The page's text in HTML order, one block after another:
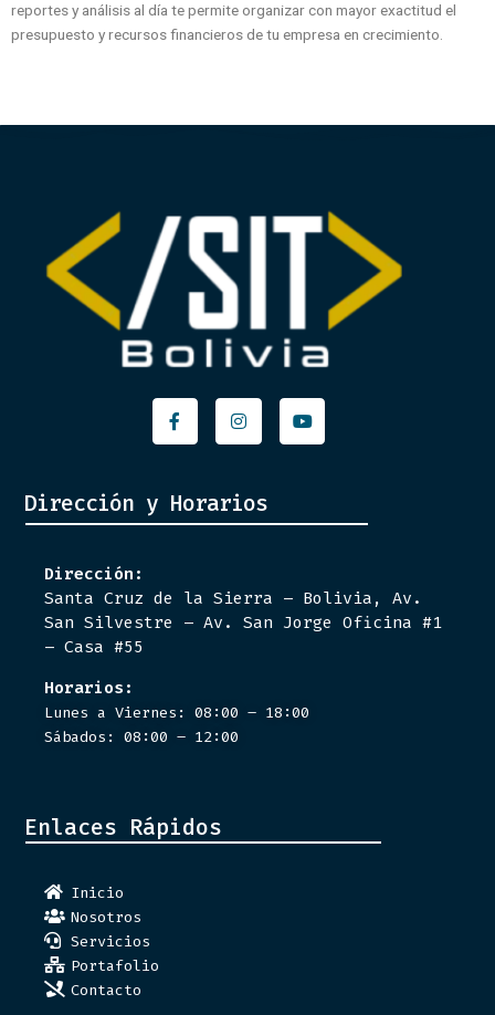
reportes y análisis al día te permite organizar con mayor exactitud el
presupuesto y recursos financieros de tu empresa en crecimiento.
Facebook-
f
Instagram Youtube
Dirección y Horarios
Dirección:
Santa Cruz de la Sierra – Bolivia, Av.
San Silvestre – Av. San Jorge Oficina #1
– Casa #55
Horarios:
Lunes a Viernes: 08:00 – 18:00
Sábados: 08:00 – 12:00
Enlaces Rápidos
Inicio
Nosotros
Servicios
Portafolio
Contacto